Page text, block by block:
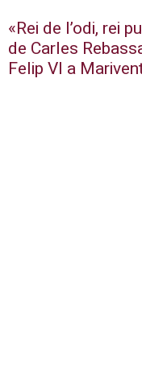
«Rei de l’odi, rei
de Carles
Felip VI a